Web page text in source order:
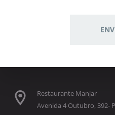
Restaurante Manjar
Avenida 4 Outubro, 392-